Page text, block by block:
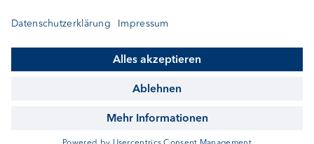
© VP Bank AG - Alle Rechte vorbehalten.
Disclaimer
Datenschutz
Barrierefreiheit
Sitemap Kontakt